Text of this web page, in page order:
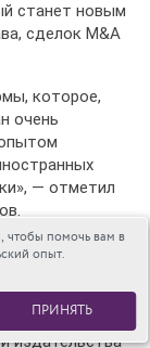
чтобы помочь вам в
опыт.
ПРИНЯТЬ
станет новым
сделок M&A
которое,
очень
— отметил
в
&
фирмах
2003 года.
издательства